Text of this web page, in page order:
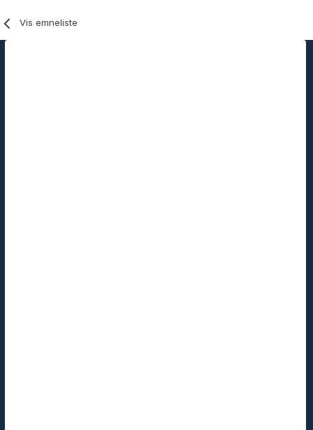
Vis emneliste